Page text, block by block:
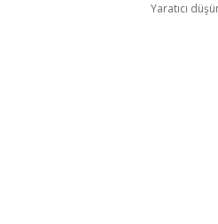
Yaratıcı